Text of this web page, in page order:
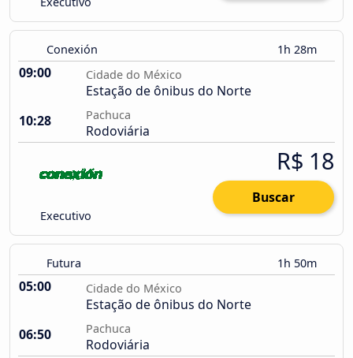
Conexión 1h 28m
09:00 Cidade do México
Estação de ônibus do Norte
10:28
Pachuca
Rodoviária
Executivo
R$ 18
Buscar
Futura 1h 50m
05:00 Cidade do México
Estação de ônibus do Norte
06:50
Pachuca
Rodoviária